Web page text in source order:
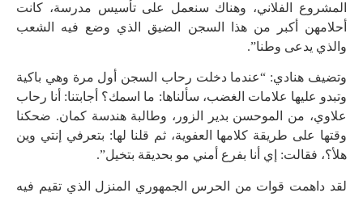
المشروع الفلاني، وهناك سنعمل على تأسيس مدرسة، كانت
أحلامهن أكبر من هذا السجن الضيق الذي وضع فيه الشعب
والذي يدعى وطنا”.
وتضيف هنادي: “عندما دخلت رحاب السجن أول مرة وهي باكية
وتبدو عليها علامات الغضب، سألناها: ما اسمك؟ أجابتنا: أنا رحاب
علاوي، من الموحسن بدير الزور، وطالبة هندسة كمان. ضحكنا
وقتها على طريقة كلامها العفوية، ثم قلنا لها: بتعرفي إنتي وين
هلأ؟، فقالت: إي أنا بفرع أمني مو بحديقة بتخيل”.
لقد داهمت قوات من الحرس الجمهوري المنزل الذي تقيم فيه